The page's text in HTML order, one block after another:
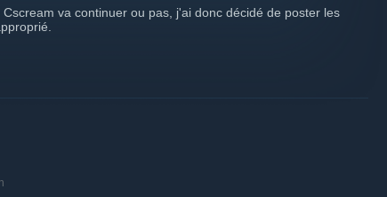
va continuer ou pas, j'ai donc décidé de poster les